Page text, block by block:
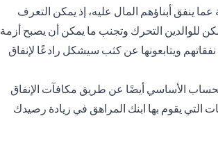
ينفق أبناؤهم المال عليه، إذ يمكن التعرف
للوالدين التحرك وتجنب ما يمكن أن يصبح أزمة
ويتابعونها عن كثب سيشكل رادعًا لإنفاق
الأساسي أيضًا عن طريق مكافآت الإنفاق
التي يقوم بها ابنك المراهق في زيادة رصيدك